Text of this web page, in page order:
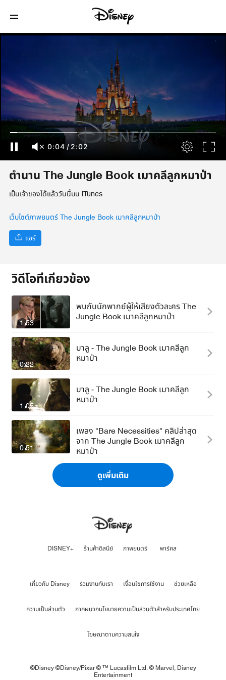
0:04 / 2:02
ตำนาน The Jungle Book เมาคลีลูกหมาป่า
เป็นเจ้าของได้แล้ววันนี้บน iTunes
เว็บไซต์ภาพยนตร์ The Jungle Book เมาคลีลูกหมาป่า
แชร์
วิดีโอที่เกี่ยวข้อง
1:53
พบกับนักพากย์ผู้ให้เสียงตัวละคร The
Jungle Book เมาคลีลูกหมาป่า
0:22
บาลู - The Jungle Book เมาคลีลูก
หมาป่า
1:05
บาลู - The Jungle Book เมาคลีลูก
หมาป่า
0:51
เพลง "Bare Necessities" คลิปล่าสุด
จาก The Jungle Book เมาคลีลูก
หมาป่า
ดูเพิ่มเติม
DISNEY+ ร้านค้าดิสนีย์ ภาพยนตร์ พาร์คส
เกี่ยวกับ Disney ร่วมงานกับเรา เงื่อนไขการใช้งาน ช่วยเหลือ
ความเป็นส่วนตัว ภาคผนวกนโยบายความเป็นส่วนตัวสำหรับประเทศไทย
โฆษณาตามความสนใจ
©Disney ©Disney/Pixar © ™ Lucasfilm Ltd. © Marvel, Disney
Entertainment